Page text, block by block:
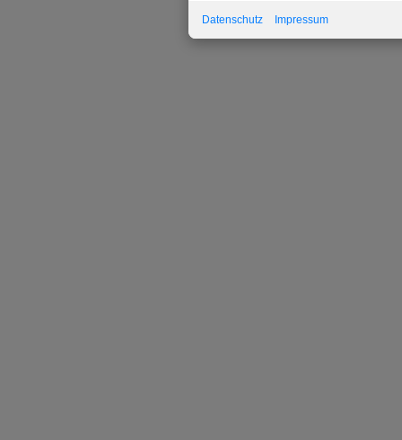
Datenschutz Impressum